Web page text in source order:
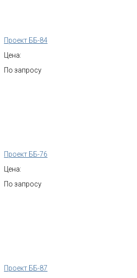
Проект ББ-84
Цена:
По запросу
Проект ББ-76
Цена:
По запросу
Проект ББ-87